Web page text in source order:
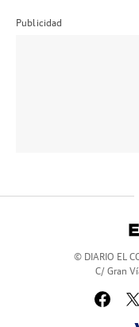
Publicidad
© DIARIO EL
C/ Gran